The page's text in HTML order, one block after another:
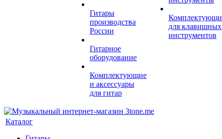
Гитары
производства
России
Гитарное
оборудование
Комплектующие
и аксессуары
для гитар
для клавишных
инструментов
Каталог